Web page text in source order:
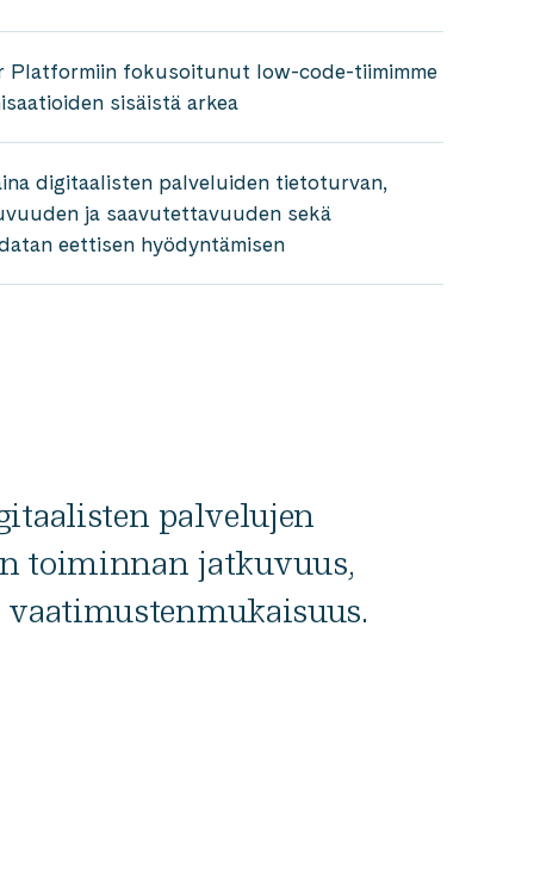
Platformiin fokusoitunut low-code-tiimimme
sisäistä arkea
digitaalisten palveluiden tietoturvan,
ja saavutettavuuden sekä
eettisen hyödyntämisen
palvelujen
toiminnan jatkuvuus,